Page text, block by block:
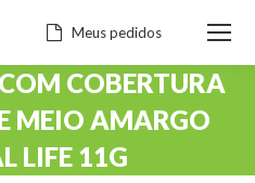
Meus pedidos
COBERTURA
MEIO AMARGO
LIFE 11G